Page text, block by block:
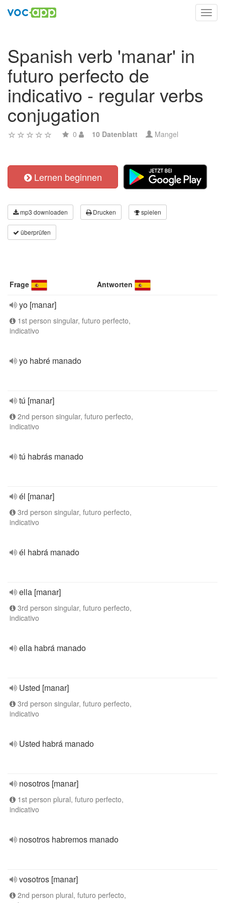
Spanish verb 'manar' in
futuro perfecto de
indicativo - regular verbs
conjugation
0 10 Datenblatt Mangel
Lernen beginnen
mp3 downloaden Drucken spielen
überprüfen
Frage Antworten
yo [manar]
1st person singular, futuro perfecto,
indicativo
yo habré manado
tú [manar]
2nd person singular, futuro perfecto,
indicativo
tú habrás manado
él [manar]
3rd person singular, futuro perfecto,
indicativo
él habrá manado
ella [manar]
3rd person singular, futuro perfecto,
indicativo
ella habrá manado
Usted [manar]
3rd person singular, futuro perfecto,
indicativo
Usted habrá manado
nosotros [manar]
1st person plural, futuro perfecto,
indicativo
nosotros habremos manado
vosotros [manar]
2nd person plural, futuro perfecto,